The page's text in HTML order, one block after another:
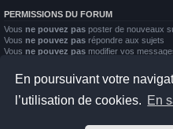
En poursuivant votre
l’utilisation de cookies. En
PERMISSIONS DU FORUM
Vous ne pouvez pas poster de nouveaux
Vous ne pouvez pas répondre aux sujets
Vous ne pouvez pas modifier vos
Vous
ne pouvez pas joindre des fichiers
Index du forum Nous
Développé parphpBB®